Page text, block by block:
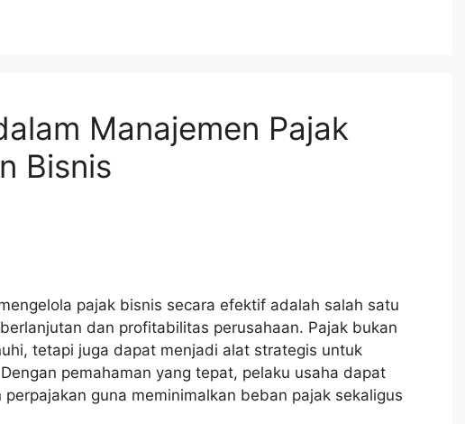
Manajemen Pajak
Bisnis
pajak bisnis secara efektif adalah salah satu
dan profitabilitas perusahaan. Pajak bukan
tetapi juga dapat menjadi alat strategis untuk
pemahaman yang tepat, pelaku usaha dapat
guna meminimalkan beban pajak sekaligus